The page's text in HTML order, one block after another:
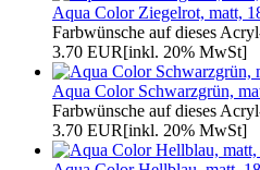
Aqua Color Ziegelrot, matt,
Farbwünsche auf dieses
3.70 EUR[inkl. 20% MwSt]
Aqua Color Schwarzgrün,
Farbwünsche auf dieses
3.70 EUR[inkl. 20% MwSt]